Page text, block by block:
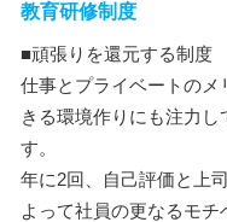
教育研修制度
■頑張りを還元する制度
仕事とプライベートの
きる環境作りにも注力
す。
年に2回、自己評価と上
よって社員の更なるモ